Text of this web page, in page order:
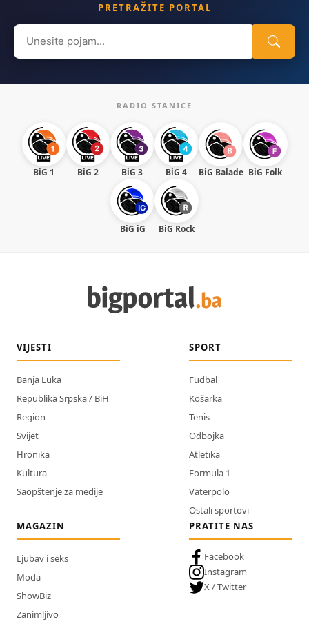
PRETRAŽITE PORTAL
Search
for:
RADIO STANICE
BiG 1 BiG 2 BiG 3 BiG 4 BiG Balade BiG Folk
BiG iG BiG Rock
VIJESTI
Banja Luka
Republika Srpska / BiH
Region
Svijet
Hronika
Kultura
Saopštenje za medije
SPORT
Fudbal
Košarka
Tenis
Odbojka
Atletika
Formula 1
Vaterpolo
Ostali sportovi
MAGAZIN
Ljubav i seks
Moda
ShowBiz
Zanimljivo
PRATITE NAS
Facebook
Instagram
X / Twitter